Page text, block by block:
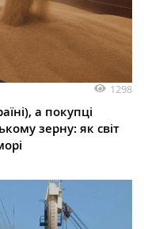
1298
а покупці
зерну: як світ